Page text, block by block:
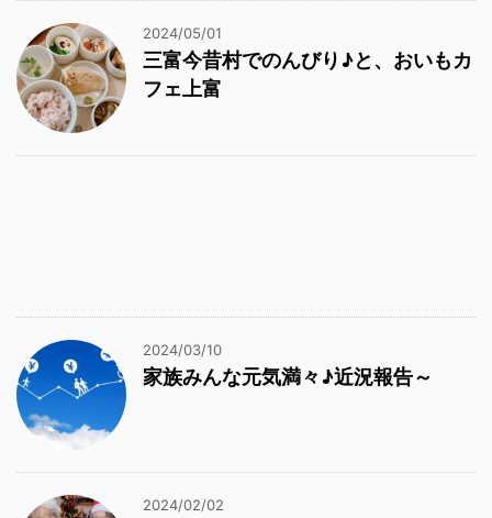
2024/05/01
三富今昔村でのんびり♪と、おいもカ
フェ上富
2024/03/10
家族みんな元気満々♪近況報告～
2024/02/02